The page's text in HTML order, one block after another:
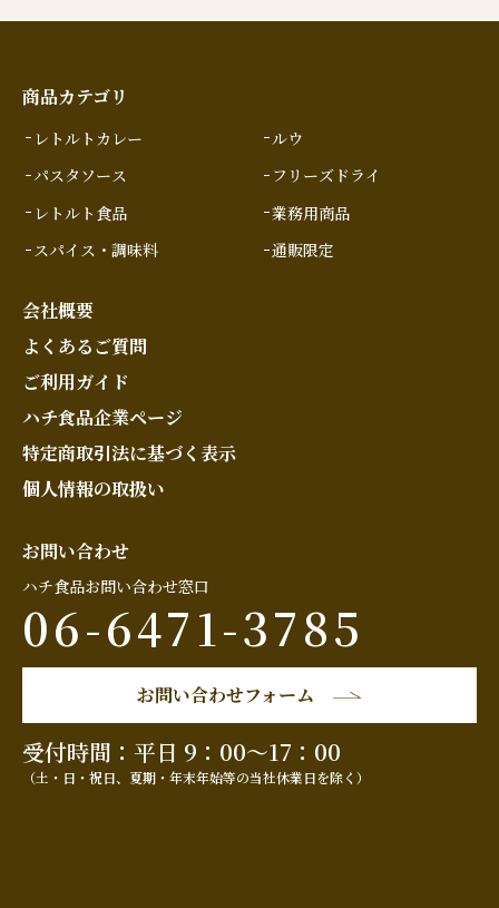
商品カテゴリ
レトルトカレー
パスタソース
レトルト食品
スパイス・調味料
ルウ
フリーズドライ
業務用商品
通販限定
会社概要
よくあるご質問
ご利用ガイド
ハチ食品企業ページ
特定商取引法に基づく表示
個人情報の取扱い
お問い合わせ
ハチ食品お問い合わせ窓口
06-6471-3785
お問い合わせフォーム
受付時間：平日 9：00～17：00
（土・日・祝日、夏期・年末年始等の当社休業日を除く）